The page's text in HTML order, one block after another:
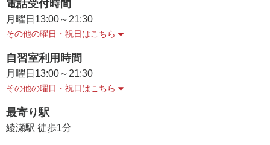
電話受付時間
月曜日 13:00～21:30
その他の曜日・祝日はこちら
自習室利用時間
月曜日 13:00～21:30
その他の曜日・祝日はこちら
最寄り駅
綾瀬駅 徒歩1分